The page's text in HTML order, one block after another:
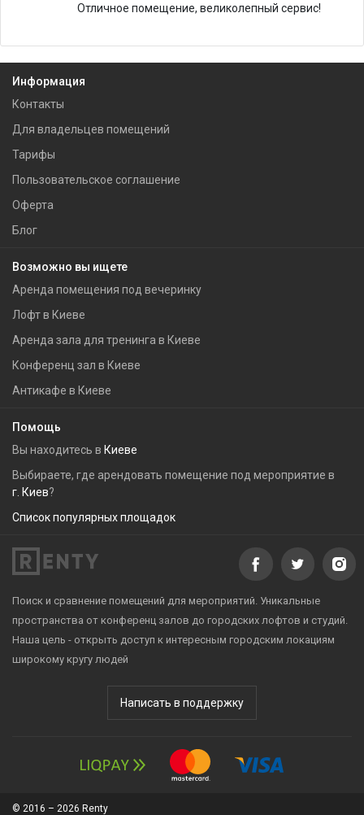
Отличное помещение, великолепный сервис!
Информация
Контакты
Для владельцев помещений
Тарифы
Пользовательское соглашение
Оферта
Блог
Возможно вы ищете
Аренда помещения под вечеринку
Лофт в Киеве
Аренда зала для тренинга в Киеве
Конференц зал в Киеве
Антикафе в Киеве
Помощь
Вы находитесь в Киеве
Выбираете, где арендовать помещение под мероприятие в
г. Киев?
Список популярных площадок
Поиск и сравнение помещений для мероприятий. Уникальные
пространства от конференц залов до городских лофтов и студий.
Наша цель - открыть доступ к интересным городским локациям
широкому кругу людей
Написать в поддержку
© 2016 – 2026 Renty